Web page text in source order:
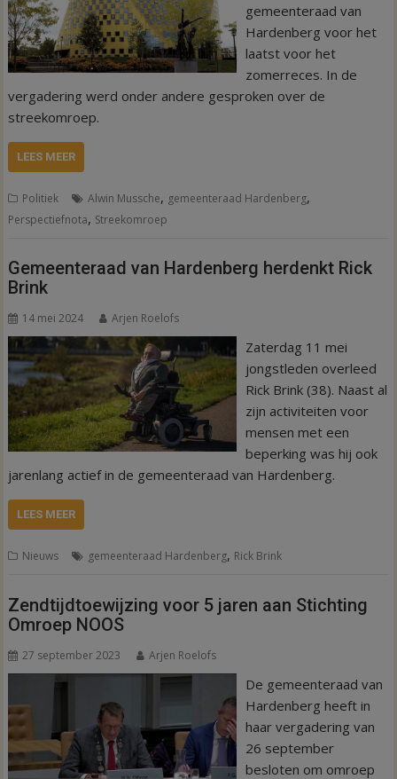
gemeenteraad van
Hardenberg voor het
laatst voor het
zomerreces. In de
vergadering werd onder andere gesproken over de
streekomroep.
LEES MEER
Politiek Alwin Mussche, gemeenteraad Hardenberg,
Perspectiefnota, Streekomroep
Gemeenteraad van Hardenberg herdenkt Rick
Brink
14 mei 2024 Arjen Roelofs
Zaterdag 11 mei
jongstleden overleed
Rick Brink (38). Naast al
zijn activiteiten voor
mensen met een
beperking was hij ook
jarenlang actief in de gemeenteraad van Hardenberg.
LEES MEER
Nieuws gemeenteraad Hardenberg, Rick Brink
Zendtijdtoewijzing voor 5 jaren aan Stichting
Omroep NOOS
27 september 2023 Arjen Roelofs
De gemeenteraad van
Hardenberg heeft in
haar vergadering van
26 september
besloten om omroep